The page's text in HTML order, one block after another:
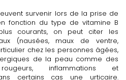
survenir lors de la prise de
fonction du type de vitamine B
courants, on peut citer les
(nausées, maux de ventre,
chez les personnes âgées,
de la peau comme des
inflammations et
certains cas une urticaire.